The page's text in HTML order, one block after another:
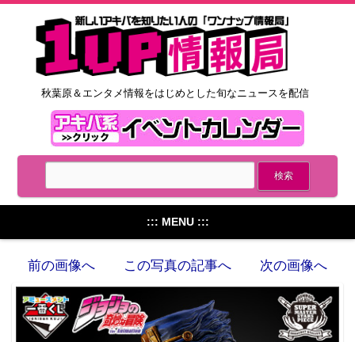
秋葉原＆エンタメ情報をはじめとした旬なニュースを配信
::: MENU :::
前の画像へ この写真の記事へ 次の画像へ